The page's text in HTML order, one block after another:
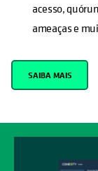
acesso,
ameaças e
SAIBA MAIS